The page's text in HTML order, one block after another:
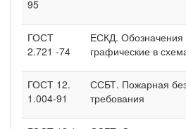
95
ГОСТ
2.721 -74
ЕСКД. Обозначения
графические в
ГОСТ 12.
1.004-91
ССБТ. Пожарная
требования